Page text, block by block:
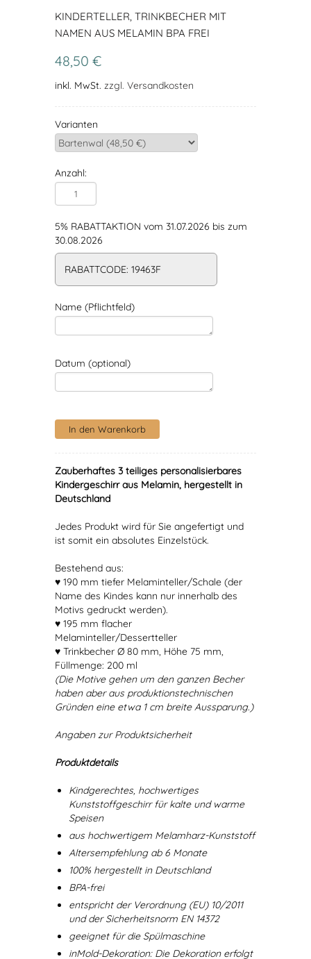
KINDERTELLER, TRINKBECHER MIT
NAMEN AUS MELAMIN BPA FREI
48,50 €
inkl. MwSt. zzgl. Versandkosten
Varianten
Anzahl:
5% RABATTAKTION vom 31.07.2026 bis zum
30.08.2026
RABATTCODE: 19463F
Name (Pflichtfeld)
Datum (optional)
Zauberhaftes 3 teiliges personalisierbares
Kindergeschirr aus Melamin, hergestellt in
Deutschland
Jedes Produkt wird für Sie angefertigt und
ist somit ein absolutes Einzelstück.
Bestehend aus:
♥ 190 mm tiefer Melaminteller/Schale (der
Name des Kindes kann nur innerhalb des
Motivs gedruckt werden).
♥ 195 mm flacher
Melaminteller/Dessertteller
♥ Trinkbecher Ø 80 mm, Höhe 75 mm,
Füllmenge: 200 ml
(Die Motive gehen um den ganzen Becher
haben aber aus produktionstechnischen
Gründen eine etwa 1 cm breite Aussparung.)
Angaben zur Produktsicherheit
Produktdetails
Kindgerechtes, hochwertiges
Kunststoffgeschirr für kalte und warme
Speisen
aus hochwertigem Melamharz-Kunststoff
Altersempfehlung ab 6 Monate
100% hergestellt in Deutschland
BPA-frei
entspricht der Verordnung (EU) 10/2011
und der Sicherheitsnorm EN 14372
geeignet für die Spülmaschine
inMold-Dekoration: Die Dekoration erfolgt